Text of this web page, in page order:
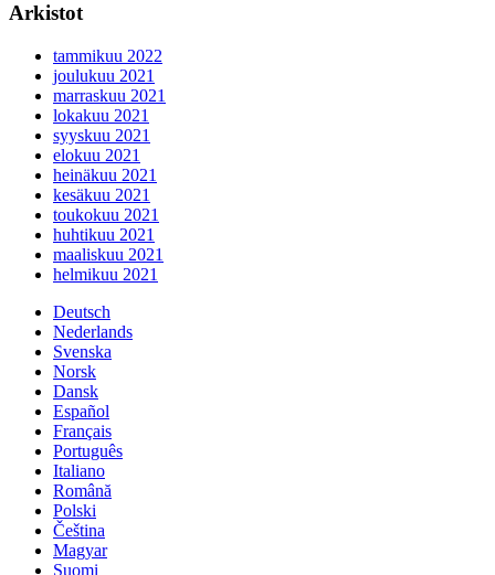
Arkistot
tammikuu 2022
joulukuu 2021
marraskuu 2021
lokakuu 2021
syyskuu 2021
elokuu 2021
heinäkuu 2021
kesäkuu 2021
toukokuu 2021
huhtikuu 2021
maaliskuu 2021
helmikuu 2021
Deutsch
Nederlands
Svenska
Norsk
Dansk
Español
Français
Português
Italiano
Română
Polski
Čeština
Magyar
Suomi